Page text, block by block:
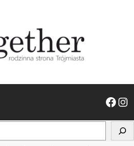
Facebook Instagram